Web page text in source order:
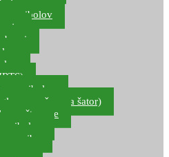
za ribolov
za ribolov
ručne, za šator)
štapove
ribolov
ribe